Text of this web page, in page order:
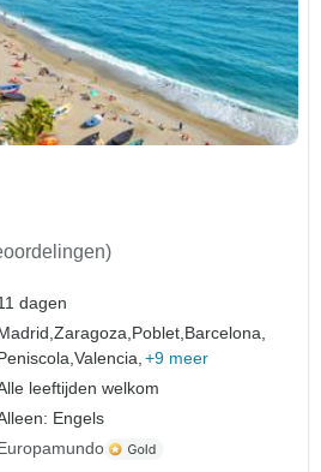
dagen
Zaragoza,Poblet,Barcelona,
Valencia, +9 meer
leeftijden welkom
Engels